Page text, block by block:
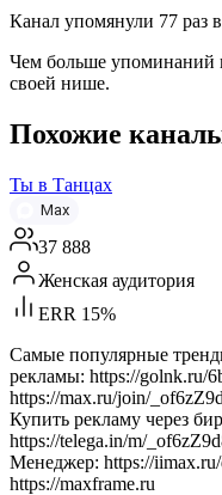
Канал упомянули 77 раз в
Чем больше упоминаний
своей нише.
Похожие
Ты в Танцах
Max
37 888
Женская аудитория
ERR 15%
Самые популярные
рекламы: https://golnk.ru/
https://max.ru/join/
Купить рекламу через
https://telega.in/m/
Менеджер: https://
https://maxframe.ru